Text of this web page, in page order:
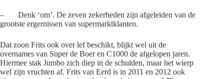
– Denk ‘om’. De zeven zekerheden zijn afgeleiden van de
grootste ergernissen van supermarktklanten.
Dat zoon Frits ook over lef beschikt, blijkt wel uit de
overnames van Super de Boer en C1000 de afgelopen jaren.
Hiermee stak Jumbo zich diep in de schulden, maar het wierp
wel zijn vruchten af. Frits van Eerd is in 2011 en 2012 ook